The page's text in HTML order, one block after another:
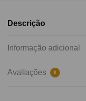
Descrição
Informação adicional
Avaliações 0